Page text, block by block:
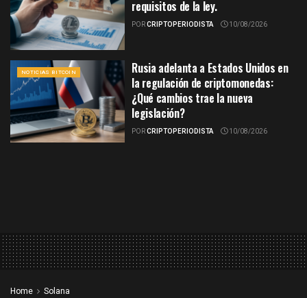
requisitos de la ley.
PORCRIPTOPERIODISTA 10/08/2026
NOTICIAS BITCOIN
Rusia adelanta a Estados Unidos en
la regulación de criptomonedas:
¿Qué cambios trae la nueva
legislación?
PORCRIPTOPERIODISTA 10/08/2026
Home Solana